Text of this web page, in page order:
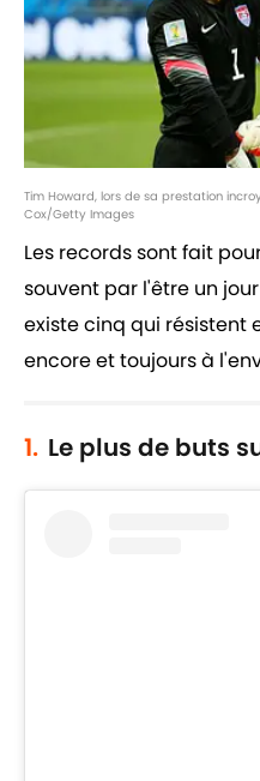
Tim Howard, lors de sa prestation
Cox/Getty Images
Les records sont fait
souvent par l'être un
existe cinq qui résistent
encore et toujours à
1. Le plus de buts